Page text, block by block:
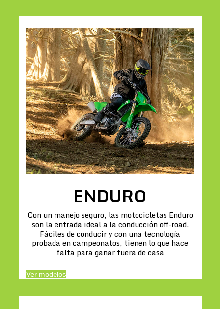
ENDURO
Con un manejo seguro, las motocicletas Enduro
son la entrada ideal a la conducción off-road.
Fáciles de conducir y con una tecnología
probada en campeonatos, tienen lo que hace
falta para ganar fuera de casa
Ver modelos